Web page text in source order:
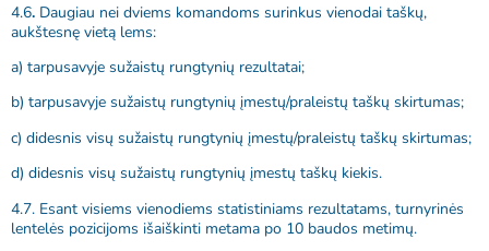
4.6. Daugiau nei dviems komandoms surinkus vienodai taškų,
aukštesnę vietą lems:
a) tarpusavyje sužaistų rungtynių rezultatai;
b) tarpusavyje sužaistų rungtynių įmestų/praleistų taškų skirtumas;
c) didesnis visų sužaistų rungtynių įmestų/praleistų taškų skirtumas;
d) didesnis visų sužaistų rungtynių įmestų taškų kiekis.
4.7. Esant visiems vienodiems statistiniams rezultatams, turnyrinės
lentelės pozicijoms išaiškinti metama po 10 baudos metimų.